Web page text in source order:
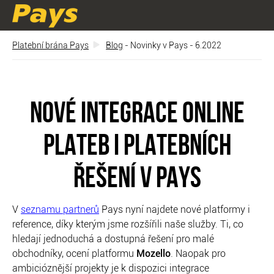
Platební brána Pays Blog - Novinky v Pays - 6.2022
NOVÉ INTEGRACE ONLINE
PLATEB I PLATEBNÍCH
ŘEŠENÍ V PAYS
V seznamu partnerů Pays nyní najdete nové platformy i
reference, díky kterým jsme rozšířili naše služby. Ti, co
hledají jednoduchá a dostupná řešení pro malé
obchodníky, ocení platformu Mozello. Naopak pro
ambicióznější projekty je k dispozici integrace